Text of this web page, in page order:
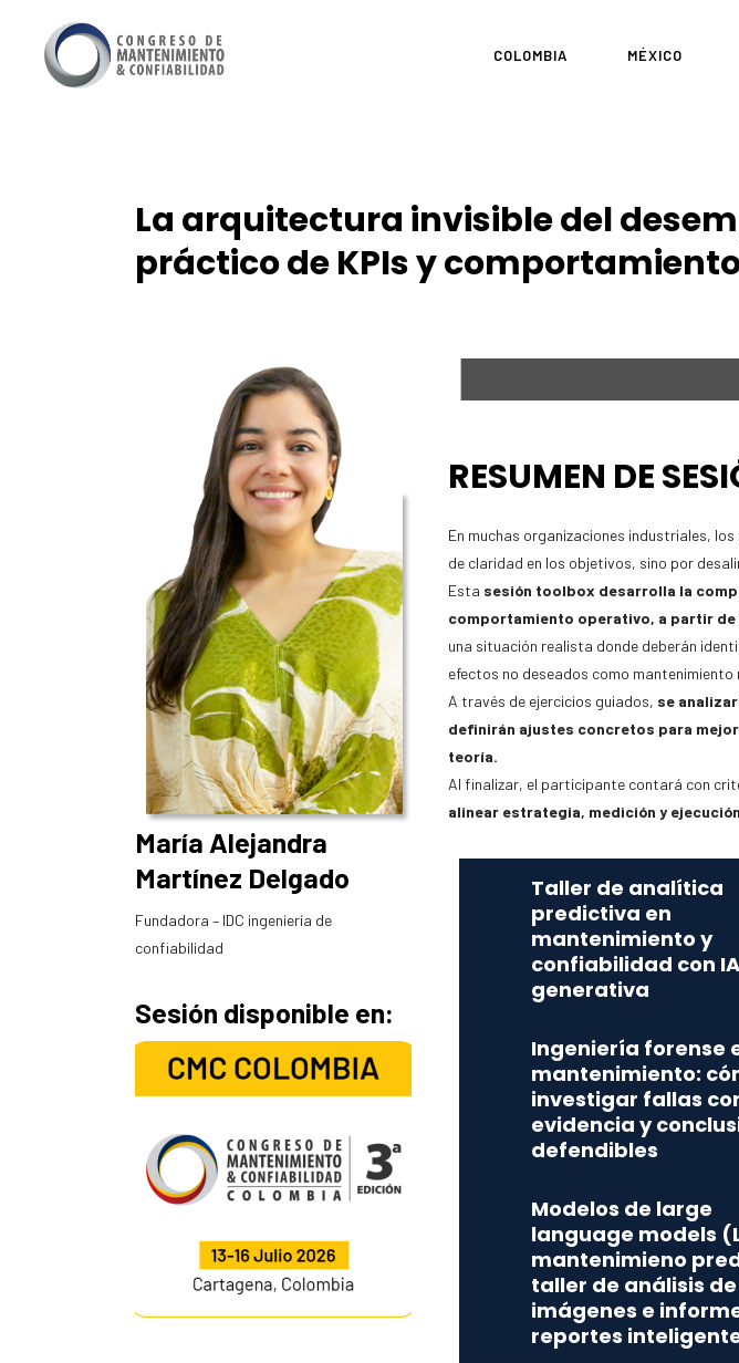
COLOMBIA MÉXICO
La arquitectura invisible del
práctico de KPIs y
María Alejandra
Martínez Delgado
Fundadora – IDC ingeniería de
confiabilidad
Sesión disponible en:
RESUMEN DE
En muchas organizaciones industriales,
de claridad en los objetivos, sino por
Esta sesión toolbox desarrolla la
comportamiento operativo, a partir
una situación realista donde deberán
efectos no deseados como
A través de ejercicios guiados, se
definirán ajustes concretos para
teoría.
Al finalizar, el participante contará con
alinear estrategia, medición y
Taller de analítica
predictiva en
mantenimiento y
confiabilidad con IA
generativa
Ingeniería forense
mantenimiento:
investigar fallas
evidencia y
defendibles
Modelos de large
language models
mantenimieno
taller de análisis de
imágenes e
reportes